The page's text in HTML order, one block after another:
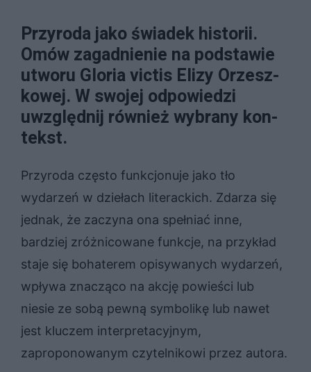
Przy­ro­da jako świa­dek hi­sto­rii.
Omów za­gad­nie­nie na pod­sta­wie
utwo­ru Glo­ria vic­tis Eli­zy Orzesz­
ko­wej. W swo­jej od­po­wie­dzi
uwzględ­nij rów­nież wy­bra­ny kon­
tekst.
Przyroda często funkcjonuje jako tło
wydarzeń w dziełach literackich. Zdarza się
jednak, że zaczyna ona spełniać inne,
bardziej zróżnicowane funkcje, na przykład
staje się bohaterem opisywanych wydarzeń,
wpływa znacząco na akcję powieści lub
niesie ze sobą pewną symbolikę lub nawet
jest kluczem interpretacyjnym,
zaproponowanym czytelnikowi przez autora.